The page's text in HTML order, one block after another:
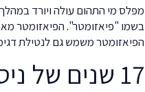
מפלס מי התהום עולה ויורד
בשמו "פיאזומטר". הפיאזומטר
הפיאזומטר משמש גם לנטילת
17 שנים של ניסיון ומקצועיות